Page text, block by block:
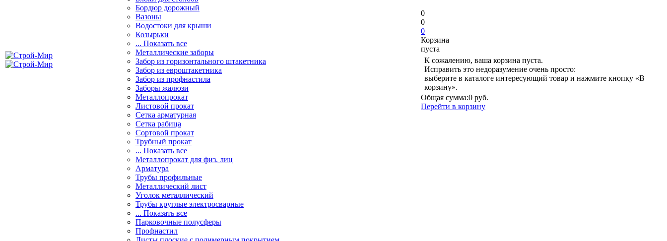
Бордюр дорожный
Вазоны
Водостоки для крыши
Козырьки
... Показать все
Металлические заборы
Забор из горизонтального штакетника
Забор из евроштакетника
Забор из профнастила
Заборы жалюзи
Металлопрокат
Листовой прокат
Сетка арматурная
Сетка рабица
Сортовой прокат
Трубный прокат
... Показать все
Металлопрокат для физ. лиц
Арматура
Трубы профильные
Металлический лист
Уголок металлический
Трубы круглые электросварные
... Показать все
Парковочные полусферы
Профнастил
0
0
0
Корзина
пуста
К сожалению, ваша корзина пуста.
Исправить это недоразумение очень просто:
выберите в каталоге интересующий товар и нажмите кнопку «В
корзину».
Общая сумма:0 руб.
Перейти в корзину